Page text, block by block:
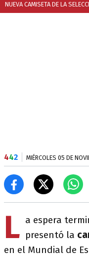
NUEVA CAMISETA DE LA
442 MIÉRCOLES 05 DE
L a espera
presentó la
en el Mundial de